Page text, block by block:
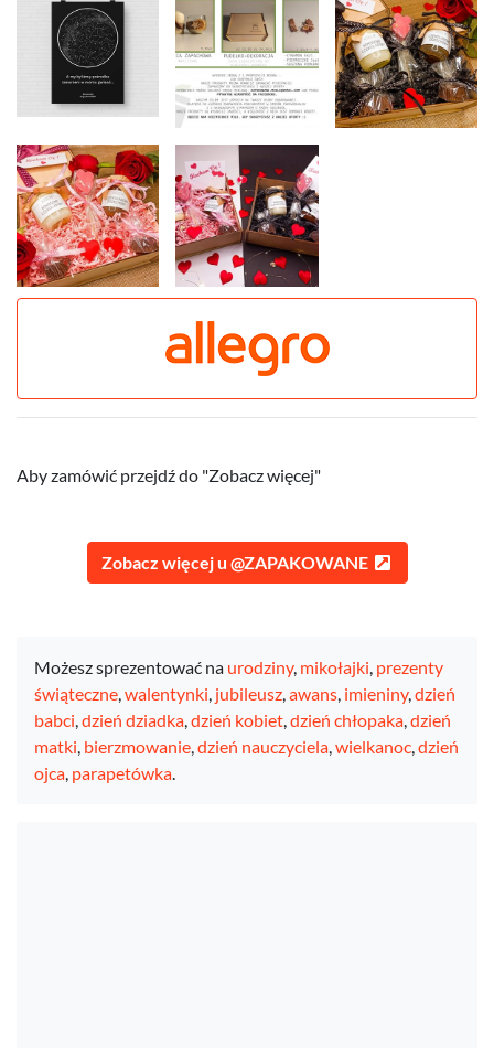
Aby zamówić przejdź do "Zobacz więcej"
Zobacz więcej u @ZAPAKOWANE
Możesz sprezentować na urodziny, mikołajki, prezenty
świąteczne,walentynki, jubileusz,awans, imieniny,dzień
babci,dzień dziadka,dzień kobiet,dzień chłopaka,dzień
matki, bierzmowanie,dzień nauczyciela,wielkanoc,dzień
ojca, parapetówka.